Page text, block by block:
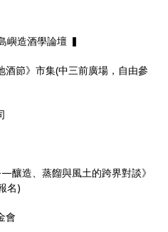
嶼造酒學論壇 ▍
節》市集(中三前廣場，自由參
造、蒸餾與風土的跨界對談》
名)
會